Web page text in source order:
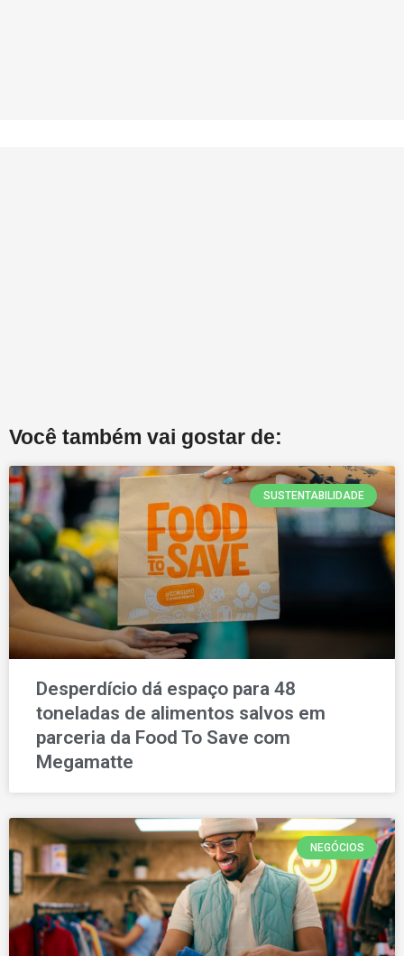
Você também vai gostar de:
SUSTENTABILIDADE
Desperdício dá espaço para 48
toneladas de alimentos salvos em
parceria da Food To Save com
Megamatte
NEGÓCIOS